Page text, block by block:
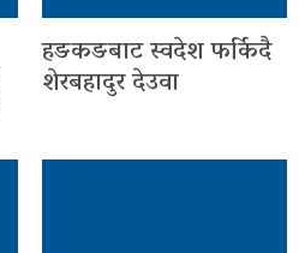
हङकङबाट स्वदेश फर्किदै
शेरबहादुर देउवा